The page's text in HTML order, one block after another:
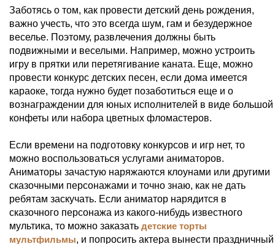
Заботясь о том, как провести детский день рождения,
важно учесть, что это всегда шум, гам и безудержное
веселье. Поэтому, развлечения должны быть
подвижными и веселыми. Например, можно устроить
игру в прятки или перетягивание каната. Еще, можно
провести конкурс детских песен, если дома имеется
караоке, тогда нужно будет позаботиться еще и о
вознаграждении для юных исполнителей в виде большой
конфеты или набора цветных фломастеров.
Если времени на подготовку конкурсов и игр нет, то
можно воспользоваться услугами аниматоров.
Аниматоры зачастую наряжаются клоунами или другими
сказочными персонажами и точно знаю, как не дать
ребятам заскучать. Если аниматор нарядится в
сказочного персонажа из какого-нибудь известного
мультика, то можно заказать детские торты
мультфильмы, и попросить актера вынести праздничный